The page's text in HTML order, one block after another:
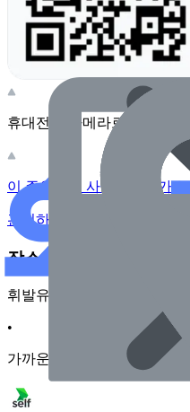
휴대전화 카메라로 찍어보세
이 주유소의 사장님이신가요
관리하기
장소 근처 주유소
휘발유
•
가까운순